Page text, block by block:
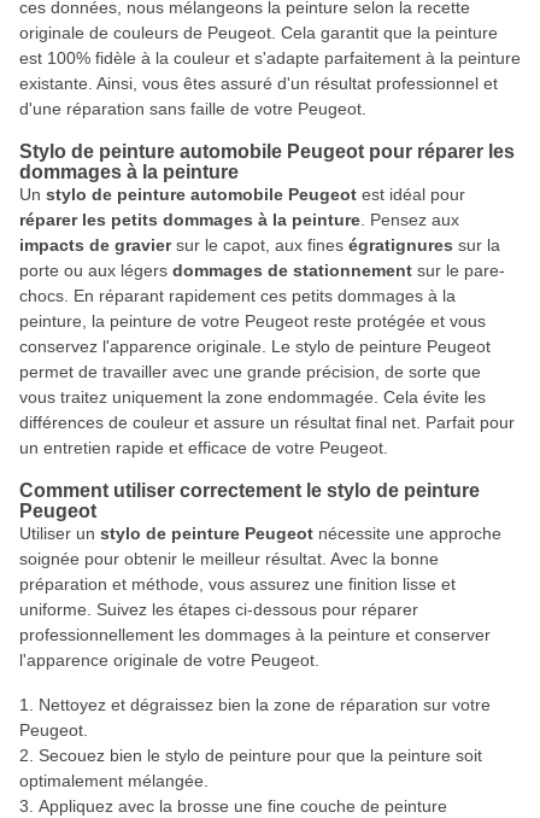
ces données, nous mélangeons la peinture selon la recette
originale de couleurs de Peugeot. Cela garantit que la peinture
est 100% fidèle à la couleur et s'adapte parfaitement à la peinture
existante. Ainsi, vous êtes assuré d'un résultat professionnel et
d'une réparation sans faille de votre Peugeot.
Stylo de peinture automobile Peugeot pour réparer les
dommages à la peinture
Un stylo de peinture automobile Peugeot est idéal pour
réparer les petits dommages à la peinture . Pensez aux
impacts de graviersur le capot, aux fines égratignures sur la
porte ou aux légers dommages de stationnement sur le pare-
chocs. En réparant rapidement ces petits dommages à la
peinture, la peinture de votre Peugeot reste protégée et vous
conservez l'apparence originale. Le stylo de peinture Peugeot
permet de travailler avec une grande précision, de sorte que
vous traitez uniquement la zone endommagée. Cela évite les
différences de couleur et assure un résultat final net. Parfait pour
un entretien rapide et efficace de votre Peugeot.
Comment utiliser correctement le stylo de peinture
Peugeot
Utiliser un stylo de peinture Peugeot nécessite une approche
soignée pour obtenir le meilleur résultat. Avec la bonne
préparation et méthode, vous assurez une finition lisse et
uniforme. Suivez les étapes ci-dessous pour réparer
professionnellement les dommages à la peinture et conserver
l'apparence originale de votre Peugeot.
Nettoyez et dégraissez bien la zone de réparation sur votre
Peugeot.
Secouez bien le stylo de peinture pour que la peinture soit
optimalement mélangée.
Appliquez avec la brosse une fine couche de peinture